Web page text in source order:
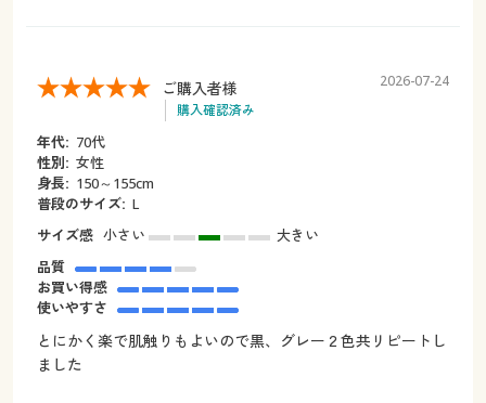
ご購入者様
購入確認済み
2026-07-24
年代: 70代
性別: 女性
身長: 150～155cm
普段のサイズ: L
サイズ感 小さい
大きい
品質
お買い得感
使いやすさ
とにかく楽で肌触りもよいので黒、グレー２色共リピートし
ました